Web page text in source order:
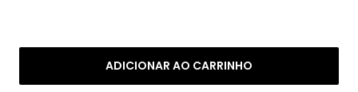
ADICIONAR AO CARRINHO